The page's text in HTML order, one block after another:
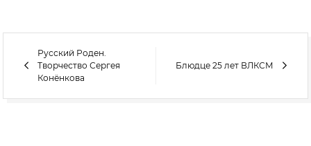
Русский Роден.
Творчество Сергея
Конёнкова
Блюдце 25 лет ВЛКСМ